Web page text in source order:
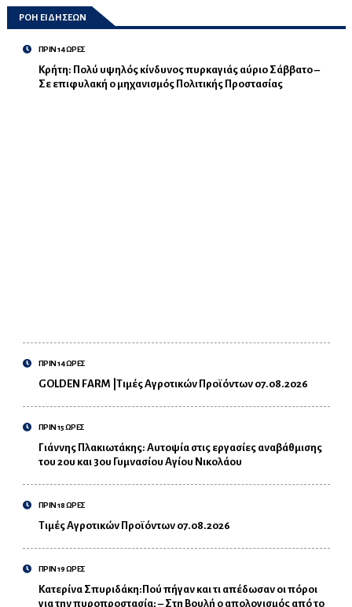
ΡΟΗ ΕΙΔΗΣΕΩΝ
ΠΡΙΝ 14 ΩΡΕΣ
Κρήτη: Πολύ υψηλός κίνδυνος πυρκαγιάς αύριο Σάββατο –
Σε επιφυλακή ο μηχανισμός Πολιτικής Προστασίας
ΠΡΙΝ 14 ΩΡΕΣ
GOLDEN FARM |Τιμές Αγροτικών Προϊόντων 07.08.2026
ΠΡΙΝ 15 ΩΡΕΣ
Γιάννης Πλακιωτάκης: Αυτοψία στις εργασίες αναβάθμισης
του 2ου και 3ου Γυμνασίου Αγίου Νικολάου
ΠΡΙΝ 18 ΩΡΕΣ
Τιμές Αγροτικών Προϊόντων 07.08.2026
ΠΡΙΝ 19 ΩΡΕΣ
Κατερίνα Σπυριδάκη:Πού πήγαν και τι απέδωσαν οι πόροι
για την πυροπροστασία; – Στη Βουλή ο απολογισμός από το